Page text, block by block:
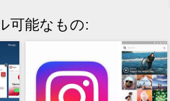
可能なもの: